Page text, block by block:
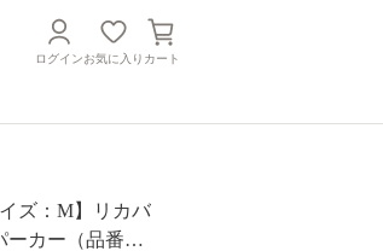
ログインお気に入り カート
ズ：M】リカバ
ーカー（品番：